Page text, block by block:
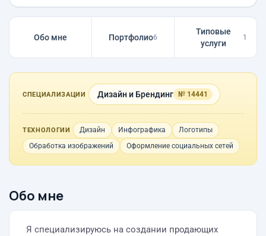
Обо мне Портфолио6
Типовые
услуги
1
СПЕЦИАЛИЗАЦИИ Дизайн и Брендинг № 14441
ТЕХНОЛОГИИ Дизайн Инфографика
Логотипы
Обработка изображений
Оформление социальных сетей
Обо мне
Я специализируюсь на создании продающих